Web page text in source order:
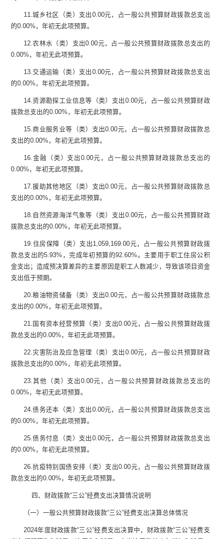
11.城乡社区（类）支出0.00元，占一般公共预算财政拨款总支出
的0.00% ，年初无此项预算。
12.农林水（类）支出0.00元，占一般公共预算财政拨款总支出的
0.00% ，年初无此项预算。
13.交通运输（类）支出0.00元，占一般公共预算财政拨款总支出
的0.00% ，年初无此项预算。
14.资源勘探工业信息等（类）支出0.00元，占一般公共预算财政
拨款总支出的0.00% ，年初无此项预算。
15.商业服务业等（类）支出0.00元，占一般公共预算财政拨款总
支出的0.00% ，年初无此项预算。
16.金融（类）支出0.00元 ，占一般公共预算财政拨款总支出的
0.00% ，年初无此项预算。
17.援助其他地区（类）支出0.00元，占一般公共预算财政拨款总
支出的0.00% ，年初无此项预算。
18. 自然资源海洋气象等（类）支出0.00元，占一般公共预算财政
拨款总支出的0.00% ，年初无此项预算。
19.住房保障（类）支出1,059,169.00元，占一般公共预算财政拨
款总支出的5.93% ，完成年初预算的92.60%。主要用于职工住房公积
金支出 ；造成预决算差异的主要原因是职工人数减少，导致该项目资金
支出低于预期。
20.粮油物资储备（类）支出0.00元，占一般公共预算财政拨款总
支出的0.00% ，年初无此项预算。
21. 国有资本经营预算（类）支出0.00元，占一般公共预算财政拨
款总支出的0.00% ，年初无此项预算。
22.灾害防治及应急管理（类）支出0.00元，占一般公共预算财政
拨款总支出的0.00% ，年初无此项预算。
23.其他（类）支出0.00元 ，占一般公共预算财政拨款总支出的
0.00% ，年初无此项预算。
24.债务还本（类）支出0.00元，占一般公共预算财政拨款总支出
的0.00% ，年初无此项预算。
25.债务付息（类）支出0.00元，占一般公共预算财政拨款总支出
的0.00% ，年初无此项预算。
26.抗疫特别国债安排（类）支出0.00元，占一般公共预算财政拨
款总支出的0.00% ，年初无此项预算。
四、 财政拨款“三公”经费支出决算情况说明
（一）一般公共预算财政拨款“三公”经费支出决算总体情况
2024年度财政拨款“三公”经费支出决算中，财政拨款“三公”经费支